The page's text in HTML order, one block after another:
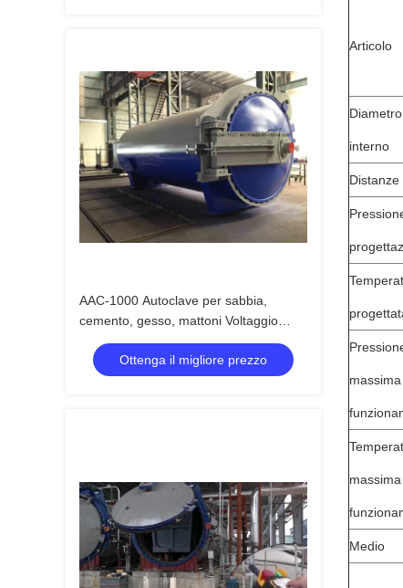
AAC-1000 Autoclave per sabbia,
cemento, gesso, mattoni Voltaggio
220V 380V
Ottenga il migliore prezzo
Articolo
Diametro
interno
Distanze
Medio